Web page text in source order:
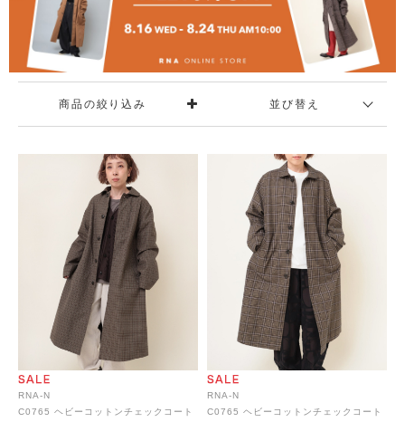
商品の絞り込み 並び替え
RNA-N
C0765 ヘビーコットンチェックコート
RNA-N
C0765 ヘビーコットンチェックコート